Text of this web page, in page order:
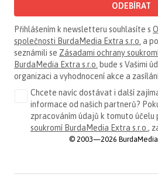
ODEBÍRAT
Přihlášením k newsletteru souhlasíte s
společnosti BurdaMedia Extra s.r.o. a
seznámili se Zásadami ochrany
BurdaMedia Extra s.r.o. bude s Vašimi
organizaci a vyhodnocení akce a
Chcete navíc dostávat i další
informace od našich partnerů?
zpracováním údajů k tomuto účelu
soukromí BurdaMedia Extra s.r.o. ,
© 2003—2026 BurdaMedia